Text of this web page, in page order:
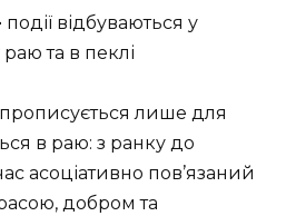
події відбуваються у
раю та в пеклі
прописується лише для
в раю: з ранку до
асоціативно пов’язаний
добром та